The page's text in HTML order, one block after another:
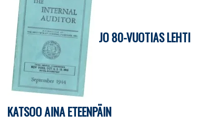
JO 80-VUOTIAS LEHTI
KATSOO AINA ETEENPÄIN